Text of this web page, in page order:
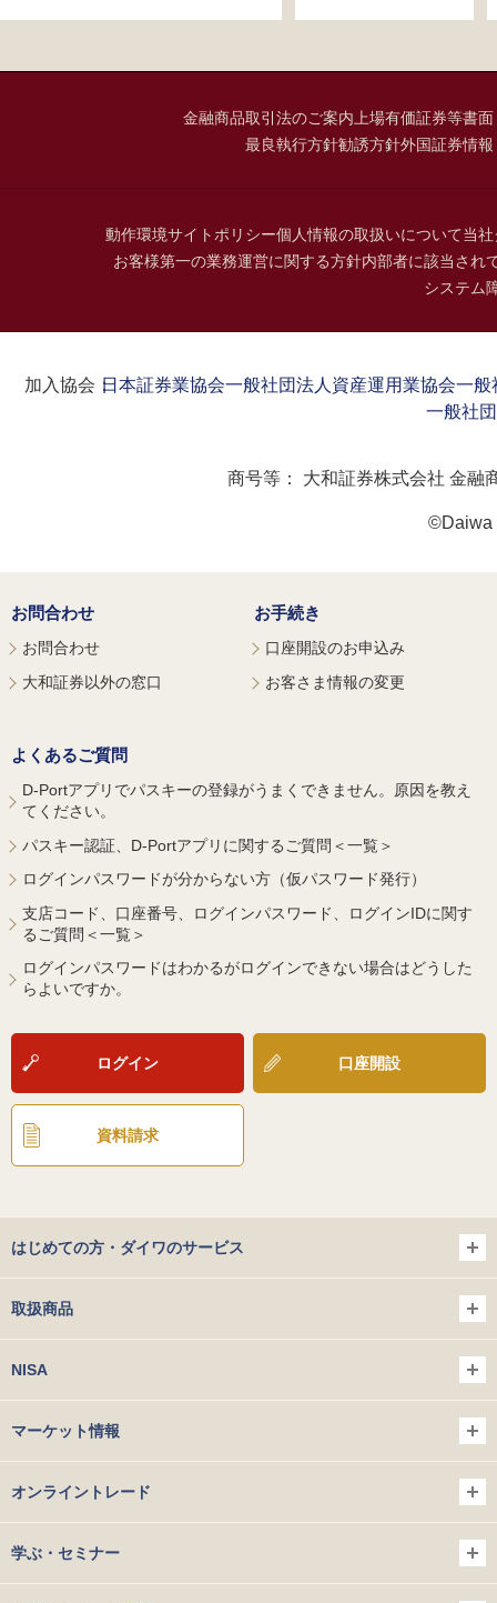
金融商品取引法のご案内上場有価証券等書
最良執行方針勧誘方針外国証券情
動作環境サイトポリシー個人情報の取扱いについて当
お客様第一の業務運営に関する方針内部者に該当され
システム
加入協会：日本証券業協会一般社団法人資産運用業協会一般
一般社
商号等： 大和証券株式会社 金融
©Daiwa
お問合わせ
お問合わせ
大和証券以外の窓口
お手続き
口座開設のお申込み
お客さま情報の変更
よくあるご質問
D-Portアプリでパスキーの登録がうまくできません。原因を教え
てください。
パスキー認証、D-Portアプリに関するご質問＜一覧＞
ログインパスワードが分からない方（仮パスワード発行）
支店コード、口座番号、ログインパスワード、ログインIDに関す
るご質問＜一覧＞
ログインパスワードはわかるがログインできない場合はどうした
らよいですか。
ログイン 口座開設
資料請求
はじめての方・ダイワのサービス
取扱商品
NISA
マーケット情報
オンライントレード
学ぶ・セミナー